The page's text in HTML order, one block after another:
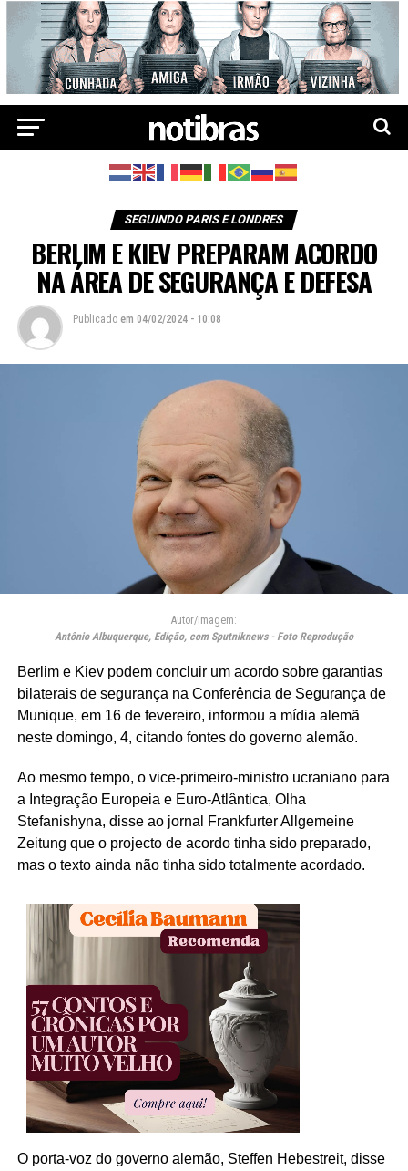
SEGUINDO PARIS E LONDRES
BERLIM E KIEV PREPARAM ACORDO
NA ÁREA DE SEGURANÇA E DEFESA
Publicado em 04/02/2024 - 10:08
Autor/Imagem:
Antônio Albuquerque, Edição, com Sputniknews - Foto Reprodução
Berlim e Kiev podem concluir um acordo sobre garantias
bilaterais de segurança na Conferência de Segurança de
Munique, em 16 de fevereiro, informou a mídia alemã
neste domingo, 4, citando fontes do governo alemão.
Ao mesmo tempo, o vice-primeiro-ministro ucraniano para
a Integração Europeia e Euro-Atlântica, Olha
Stefanishyna, disse ao jornal Frankfurter Allgemeine
Zeitung que o projecto de acordo tinha sido preparado,
mas o texto ainda não tinha sido totalmente acordado.
O porta-voz do governo alemão, Steffen Hebestreit, disse